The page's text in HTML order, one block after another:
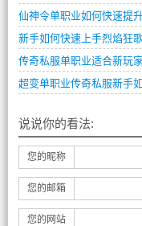
仙神令单职业如何快速提升
新手如何快速上手烈焰狂
传奇私服单职业适合新玩
超变单职业传奇私服新手
说说你的看法:
您的昵称
您的邮箱
您的网站